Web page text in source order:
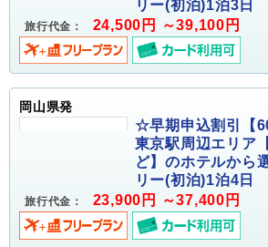
リー(初泊)1泊3日
旅行代金： 24,500円 ～39,100円
岡山県発
☆早期申込割引
東京駅周辺エリア
ど】のホテルから
リー(初泊)1泊4日
旅行代金： 23,900円 ～37,400円